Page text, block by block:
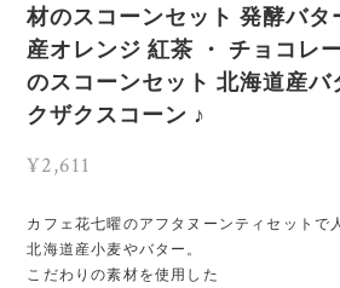
材のスコーンセット 発酵バタ
産オレンジ 紅茶 ・ チョコレ
のスコーンセット 北海道産バ
クザクスコーン ♪
¥2,611
カフェ花七曜のアフタヌーンティセットで
北海道産小麦やバター。
こだわりの素材を使用した